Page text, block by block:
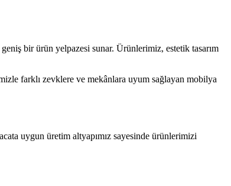
bir ürün yelpazesi sunar. Ürünlerimiz, estetik tasarım
farklı zevklere ve mekânlara uyum sağlayan mobilya
uygun üretim altyapımız sayesinde ürünlerimizi